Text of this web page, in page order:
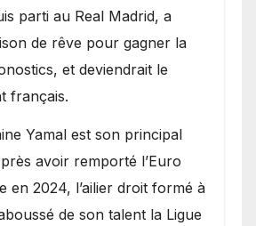
parti au Real Madrid, a
de rêve pour gagner la
et deviendrait le
français.
Yamal est son principal
avoir remporté l’Euro
en 2024, l’ailier droit formé à
de son talent la Ligue